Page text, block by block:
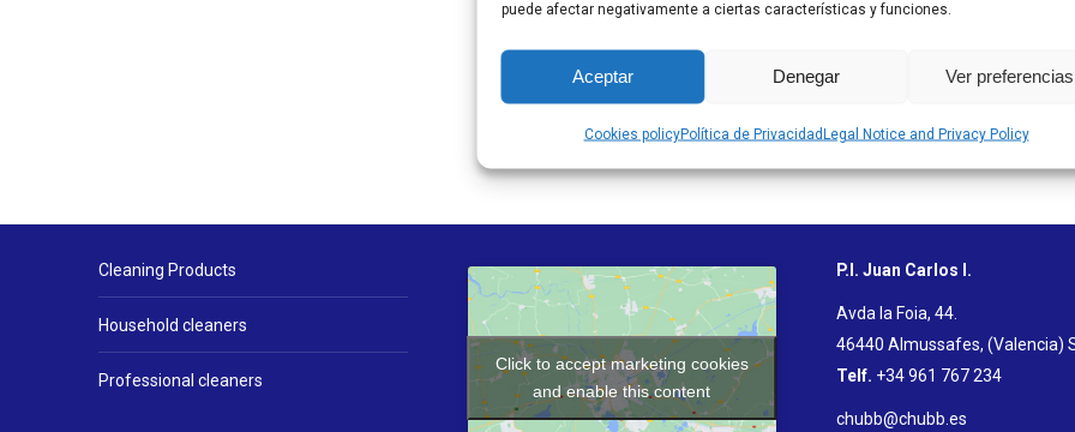
puede afectar negativamente a ciertas características y funciones.
Aceptar Denegar Ver preferencias
Cookies policyPolítica de PrivacidadLegal Notice and Privacy Policy
Cleaning Products
Household cleaners
Professional cleaners
Click to accept marketing cookies
and enable this content
P.I. Juan Carlos I.
Avda la Foia, 44.
46440 Almussafes, (Valencia)
Telf. +34 961 767 234
chubb@chubb.es